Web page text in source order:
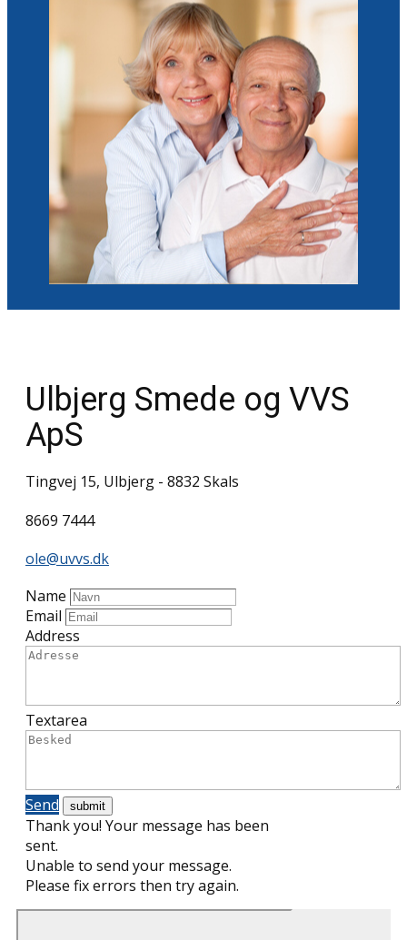
Ulbjerg Smede og VVS
ApS
Tingvej 15, Ulbjerg - 8832 Skals
8669 7444
ole@uvvs.dk
Name
Email
Address
Textarea
Send
Thank you! Your message has been
sent.
Unable to send your message.
Please fix errors then try again.